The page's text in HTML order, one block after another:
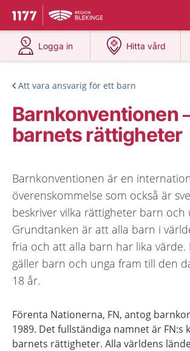
Till startsidan för 1177
Du har valt region
Logga in
på 1177.se
Hitta vård
på 1177.se
Att vara ansvarig för ett barn
Barnkonventionen
barnets rättigheter
Barnkonventionen är en
överenskommelse som också är
beskriver vilka rättigheter barn och
Grundtanken är att alla barn i
fria och att alla barn har lika värde.
gäller barn och unga fram till den
18 år.
Förenta Nationerna, FN, antog
1989. Det fullständiga namnet är FN:s
barnets rättigheter. Alla världens